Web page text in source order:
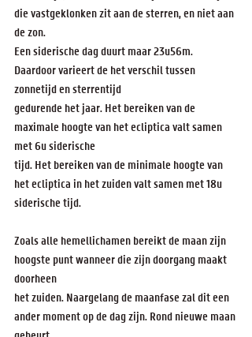
die vastgeklonken zit aan de sterren, en niet aan
de zon.
Een siderische dag duurt maar 23u56m.
Daardoor varieert de het verschil tussen
zonnetijd en sterrentijd
gedurende het jaar. Het bereiken van de
maximale hoogte van het ecliptica valt samen
met 6u siderische
tijd. Het bereiken van de minimale hoogte van
het ecliptica in het zuiden valt samen met 18u
siderische tijd.
Zoals alle hemellichamen bereikt de maan zijn
hoogste punt wanneer die zijn doorgang maakt
doorheen
het zuiden. Naargelang de maanfase zal dit een
ander moment op de dag zijn. Rond nieuwe maan